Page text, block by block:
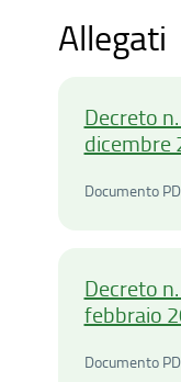
Allegati
Decreto
dicembre
Documento
Decreto
febbraio
Documento